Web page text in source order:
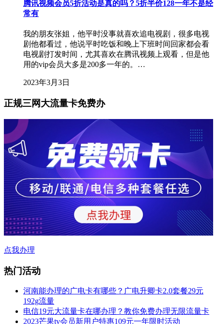
腾讯视频会员5折活动是真的吗？5折半价128一年不是经
常有
我的朋友张姐，他平时没事就喜欢追电视剧，很多电视
剧他都看过，他说平时吃饭和晚上下班时间回家都会看
电视剧打发时间，尤其喜欢在腾讯视频上观看，但是他
用的vip会员大多是200多一年的。…
2023年3月3日
正规三网大流量卡免费办
点我办理
热门活动
河南能办理的广电卡有哪些？广电升卿卡2.0套餐29元
192g流量
电信19元大流量卡在哪办理？教你免费办理无限流量卡
2023芒果tv会员新用户特惠109元一年限时活动